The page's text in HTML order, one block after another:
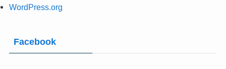
WordPress.org
Facebook